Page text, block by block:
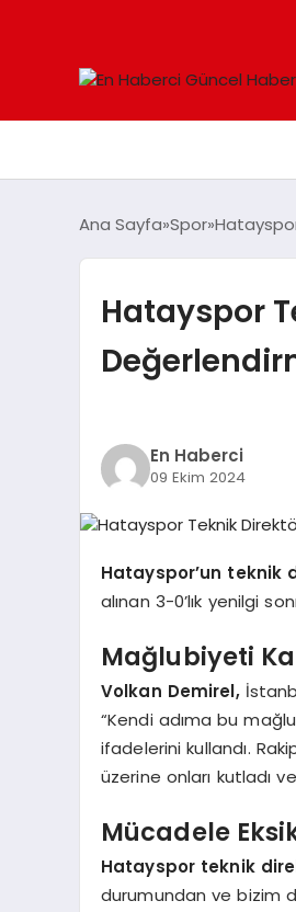
Ana Sayfa Spor
Hatayspor
En Haberci
09 Ekim 2024
Hatayspor’un teknik
alınan 3-0’lık yenilgi
Mağlubiyeti
Volkan Demirel,
“Kendi adıma bu
ifadelerini kullandı.
üzerine onları kutladı
Mücadele
Hatayspor teknik
durumundan ve bizim